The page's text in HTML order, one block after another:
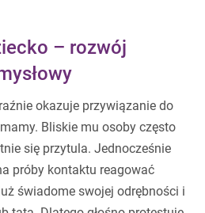
– rozwój
okazuje przywiązanie do
Bliskie mu osoby często
się przytula. Jednocześnie
próby kontaktu reagować
świadome swojej odrębności i